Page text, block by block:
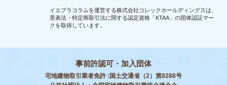
イエプラコラムを運営する株式会社コレックホールディングスは、
景表法・特定商取引法に関する認定資格「KTAA」の団体認証マー
クを取得しています。
事前許認可・加入団体
宅地建物取引業者免許 :国土交通省（2）第9288号